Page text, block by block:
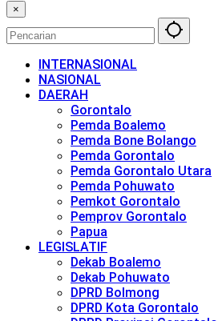
×
INTERNASIONAL
NASIONAL
DAERAH
Gorontalo
Pemda Boalemo
Pemda Bone Bolango
Pemda Gorontalo
Pemda Gorontalo Utara
Pemda Pohuwato
Pemkot Gorontalo
Pemprov Gorontalo
Papua
LEGISLATIF
Dekab Boalemo
Dekab Pohuwato
DPRD Bolmong
DPRD Kota Gorontalo